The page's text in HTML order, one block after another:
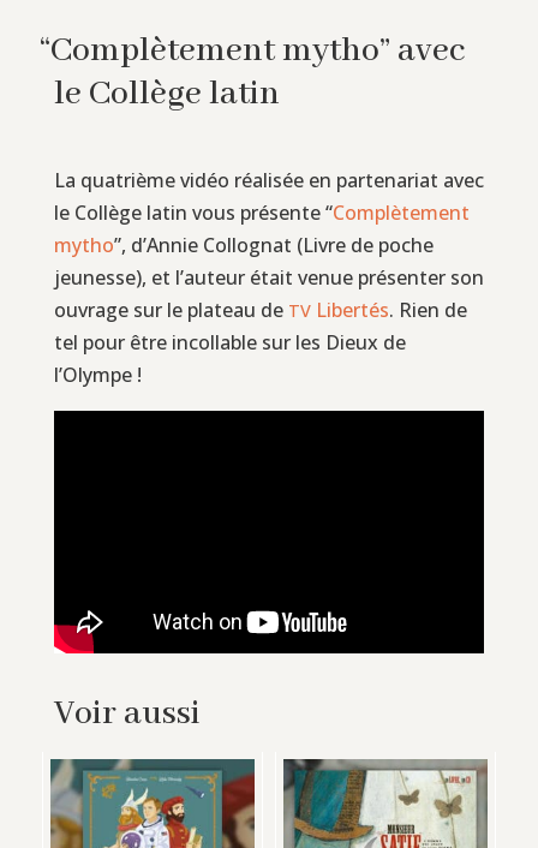
“Complètement mytho” avec
le Collège latin
La quatrième vidéo réalisée en partenariat avec
le Collège latin vous présente “Complètement
mytho”, d’Annie Collognat (Livre de poche
jeunesse), et l’auteur était venue présenter son
ouvrage sur le plateau de TVLibertés. Rien de
tel pour être incollable sur les Dieux de
l’Olympe !
Voir aussi